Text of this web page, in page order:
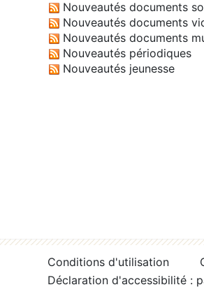
Nouveautés documents
Nouveautés documents
Nouveautés documents
Nouveautés périodiques
Nouveautés jeunesse
Conditions d'utilisation
Déclaration d'accessibilité :